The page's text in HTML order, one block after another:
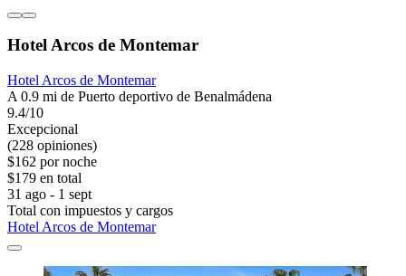
Hotel Arcos de Montemar
Hotel Arcos de Montemar
A 0.9 mi de Puerto deportivo de Benalmádena
9.4/10
Excepcional
(228 opiniones)
$162 por noche
$179 en total
31 ago - 1 sept
Total con impuestos y cargos
Hotel Arcos de Montemar